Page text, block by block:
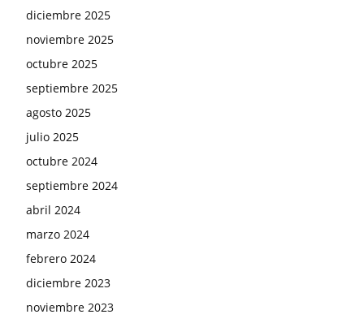
diciembre 2025
noviembre 2025
octubre 2025
septiembre 2025
agosto 2025
julio 2025
octubre 2024
septiembre 2024
abril 2024
marzo 2024
febrero 2024
diciembre 2023
noviembre 2023